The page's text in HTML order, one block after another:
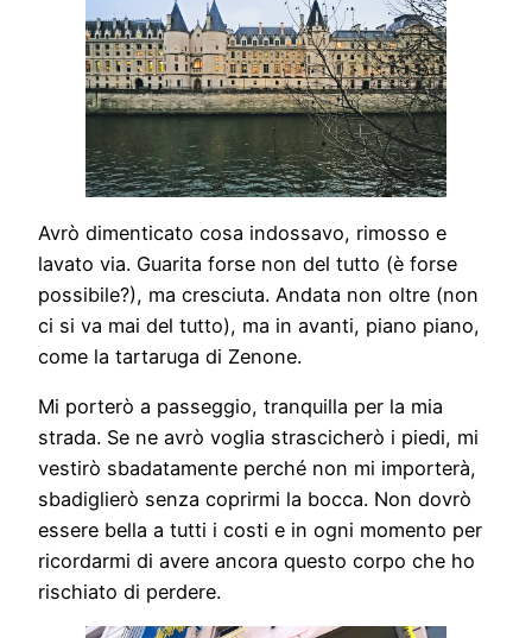
Avrò dimenticato cosa indossavo, rimosso e
lavato via. Guarita forse non del tutto (è forse
possibile?), ma cresciuta. Andata non oltre (non
ci si va mai del tutto), ma in avanti, piano piano,
come la tartaruga di Zenone.
Mi porterò a passeggio, tranquilla per la mia
strada. Se ne avrò voglia strascicherò i piedi, mi
vestirò sbadatamente perché non mi importerà,
sbadiglierò senza coprirmi la bocca. Non dovrò
essere bella a tutti i costi e in ogni momento per
ricordarmi di avere ancora questo corpo che ho
rischiato di perdere.